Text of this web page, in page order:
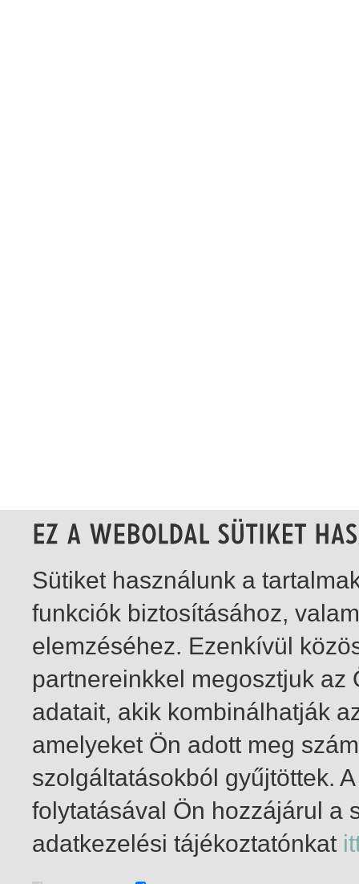
1-5 / insgesamt 5 Treffer
Sütiket használunk a
funkciók biztosításához,
elemzéséhez. Ezenkívül
partnereinkkel megosztjuk
adatait, akik kombinálhatják
amelyeket Ön adott meg
szolgáltatásokból gyűjtöttek.
folytatásával Ön hozzájárul a
adatkezelési tájékoztatónkat